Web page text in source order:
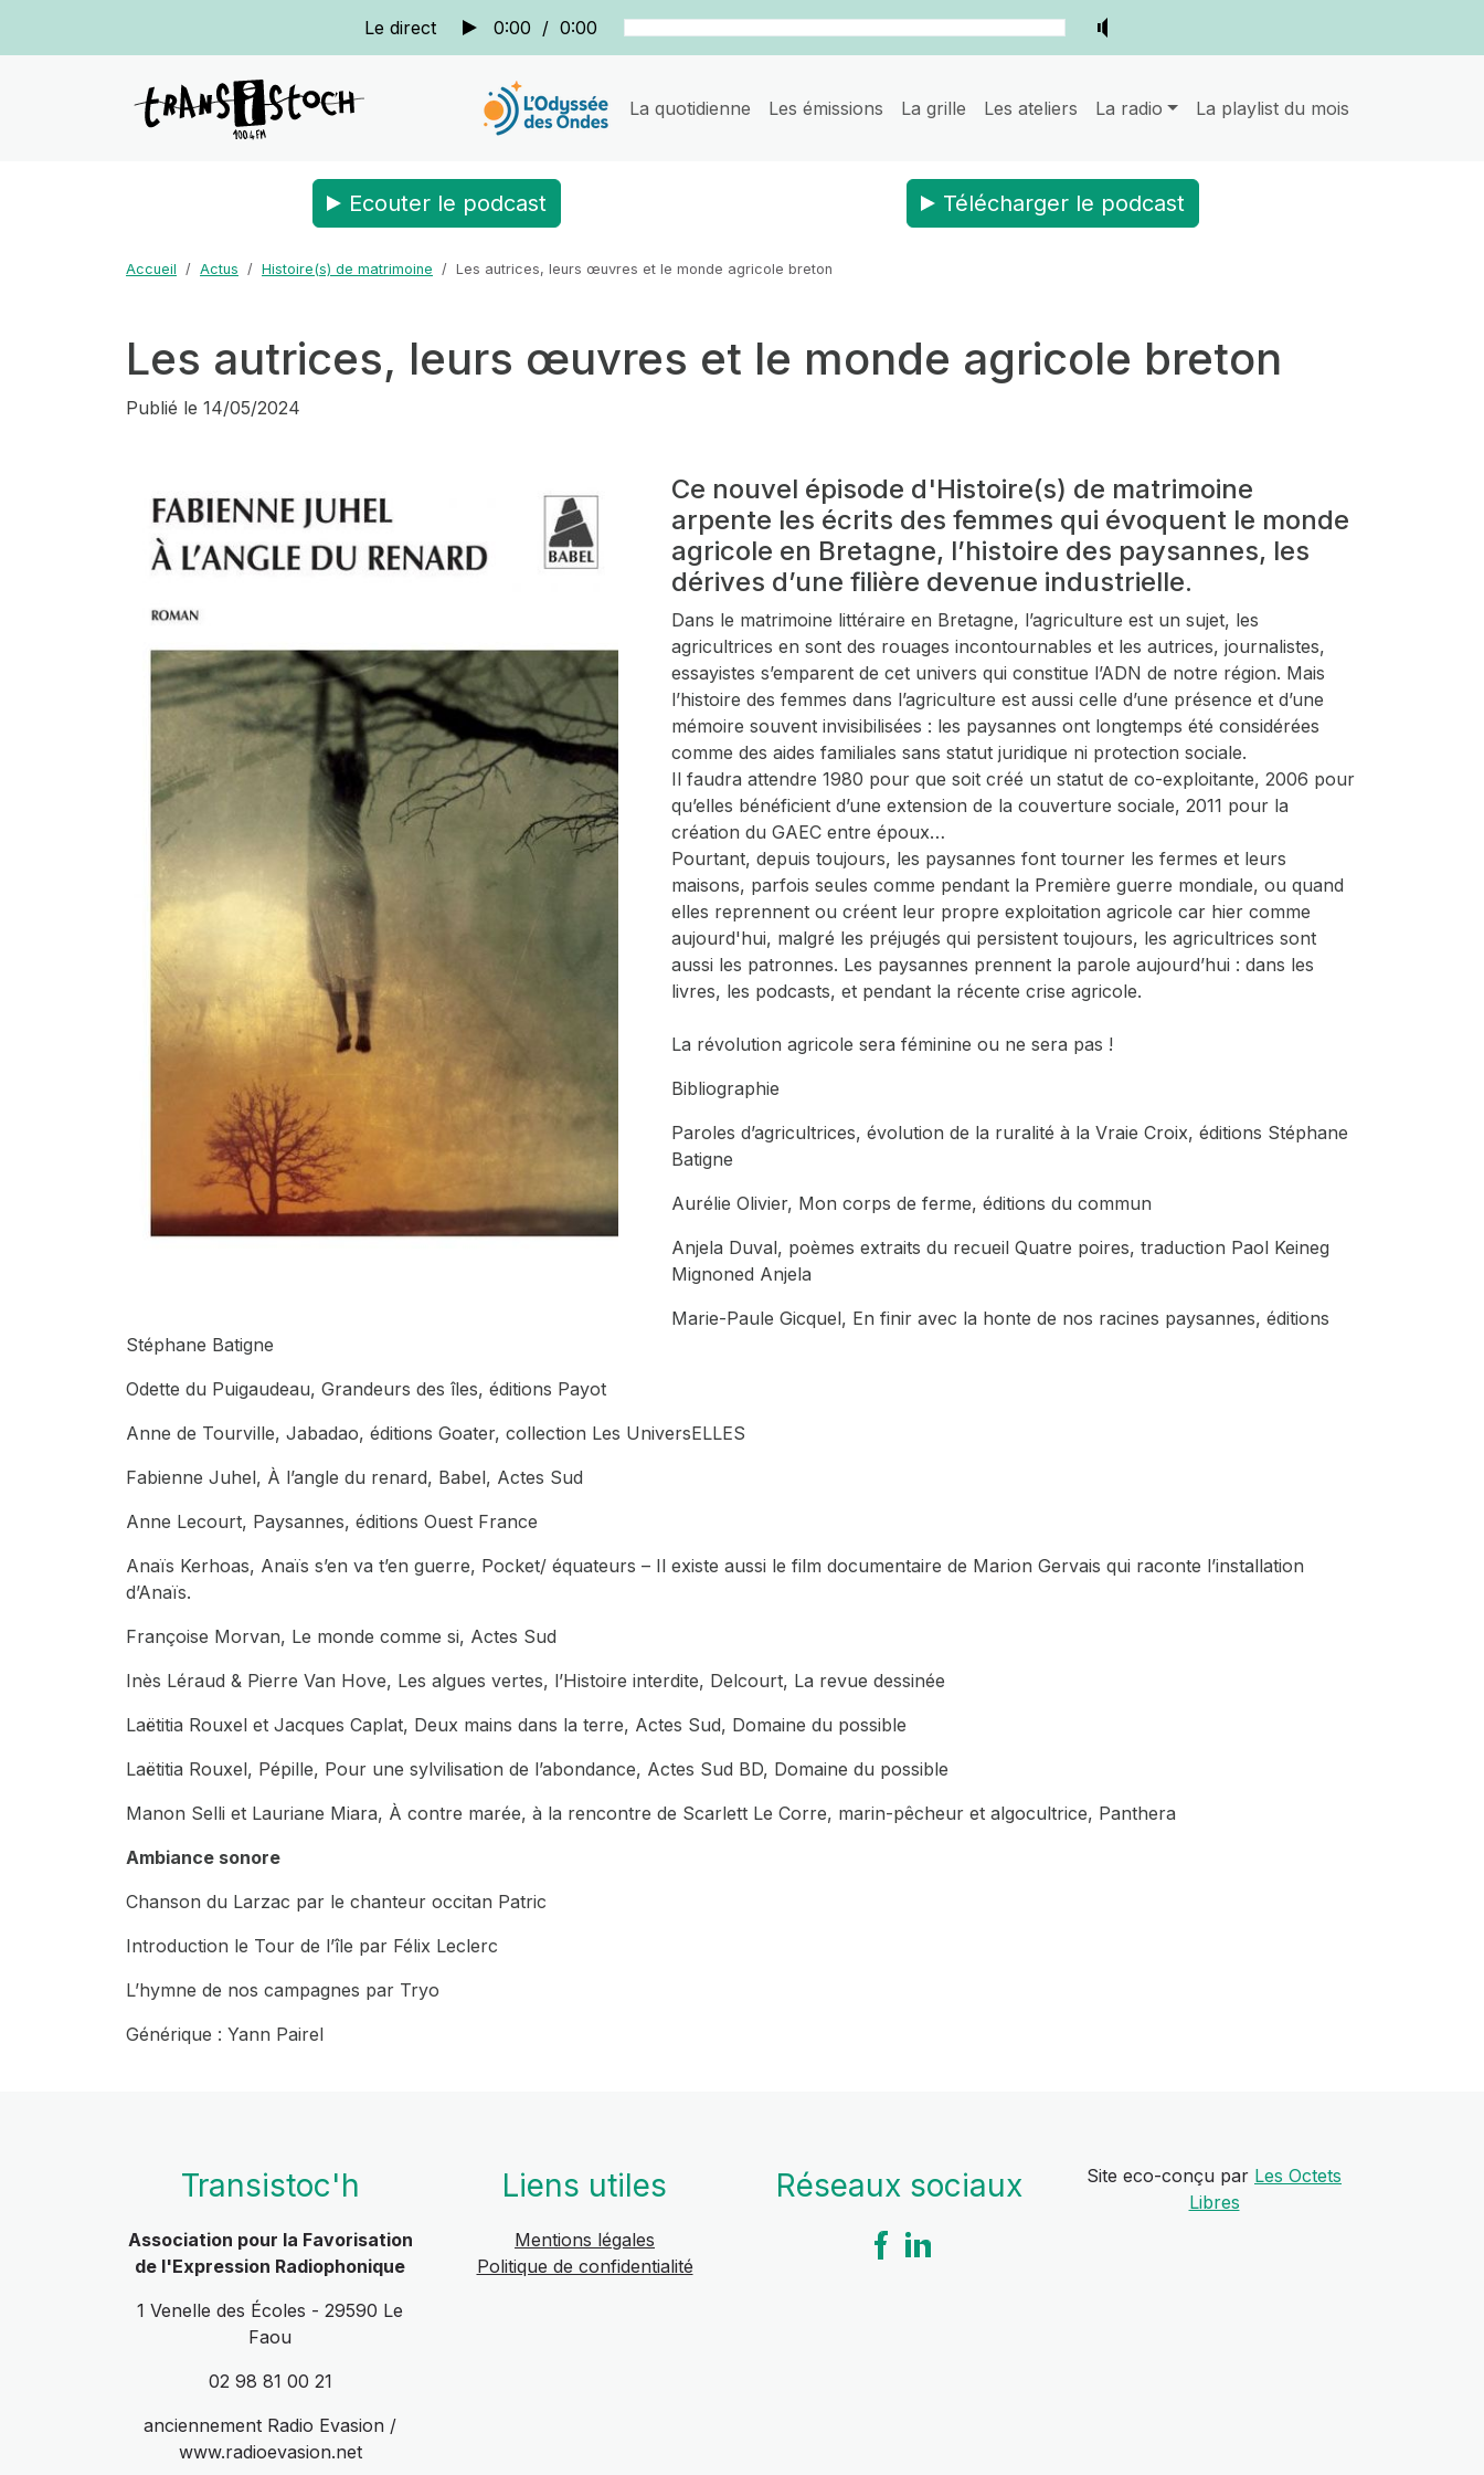
Le direct 0:00 / 0:00
La quotidienne Les émissions La grille Les ateliers La radio La playlist du mois
Ecouter le podcast Télécharger le podcast
Accueil Actus Histoire(s) de matrimoine Les autrices, leurs œuvres et le monde agricole breton
Les autrices, leurs œuvres et le monde agricole breton
Publié le 14/05/2024
Ce nouvel épisode d'Histoire(s) de matrimoine
arpente les écrits des femmes qui évoquent le monde
agricole en Bretagne, l’histoire des paysannes, les
dérives d’une filière devenue industrielle.
Dans le matrimoine littéraire en Bretagne, l’agriculture est un sujet, les
agricultrices en sont des rouages incontournables et les autrices, journalistes,
essayistes s’emparent de cet univers qui constitue l’ADN de notre région. Mais
l’histoire des femmes dans l’agriculture est aussi celle d’une présence et d’une
mémoire souvent invisibilisées : les paysannes ont longtemps été considérées
comme des aides familiales sans statut juridique ni protection sociale.
Il faudra attendre 1980 pour que soit créé un statut de co-exploitante, 2006 pour
qu’elles bénéficient d’une extension de la couverture sociale, 2011 pour la
création du GAEC entre époux…
Pourtant, depuis toujours, les paysannes font tourner les fermes et leurs
maisons, parfois seules comme pendant la Première guerre mondiale, ou quand
elles reprennent ou créent leur propre exploitation agricole car hier comme
aujourd'hui, malgré les préjugés qui persistent toujours, les agricultrices sont
aussi les patronnes. Les paysannes prennent la parole aujourd’hui : dans les
livres, les podcasts, et pendant la récente crise agricole.
La révolution agricole sera féminine ou ne sera pas !
Bibliographie
Paroles d’agricultrices, évolution de la ruralité à la Vraie Croix, éditions Stéphane
Batigne
Aurélie Olivier, Mon corps de ferme, éditions du commun
Anjela Duval, poèmes extraits du recueilQuatre poires, traduction Paol Keineg
Mignoned Anjela
Marie-Paule Gicquel, En finir avec la honte de nos racines paysannes, éditions
Stéphane Batigne
Odette du Puigaudeau, Grandeurs des îles, éditions Payot
Anne de Tourville, Jabadao, éditions Goater, collection Les UniversELLES
Fabienne Juhel, À l’angle du renard, Babel, Actes Sud
Anne Lecourt, Paysannes, éditions Ouest France
Anaïs Kerhoas, Anaïs s’en va t’en guerre, Pocket/ équateurs – Il existe aussi le film documentaire de Marion Gervais qui raconte l’installation
d’Anaïs.
Françoise Morvan, Le monde comme si, Actes Sud
Inès Léraud & Pierre Van Hove, Les algues vertes, l’Histoire interdite, Delcourt, La revue dessinée
Laëtitia Rouxel et Jacques Caplat, Deux mains dans la terre, Actes Sud, Domaine du possible
Laëtitia Rouxel, Pépille, Pour une sylvilisation de l’abondance, Actes Sud BD, Domaine du possible
Manon Selli et Lauriane Miara, À contre marée, à la rencontre de Scarlett Le Corre, marin-pêcheur et algocultrice, Panthera
Ambiance sonore
Chanson du Larzac par le chanteur occitan Patric
Introduction le Tour de l’île par Félix Leclerc
L’hymne de nos campagnes par Tryo
Générique : Yann Pairel
Transistoc'h
Association pour la Favorisation
de l'Expression Radiophonique
1 Venelle des Écoles - 29590 Le
Faou
02 98 81 00 21
anciennement Radio Evasion /
www.radioevasion.net
Liens utiles
Mentions légales
Politique de confidentialité
Réseaux sociaux Site eco-conçu par Les Octets
Libres